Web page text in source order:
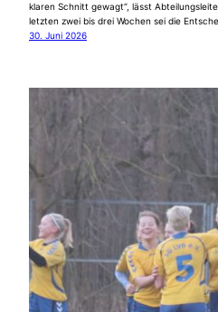
klaren Schnitt gewagt“, lässt
letzten zwei bis drei Wochen sei die
30. Juni 2026